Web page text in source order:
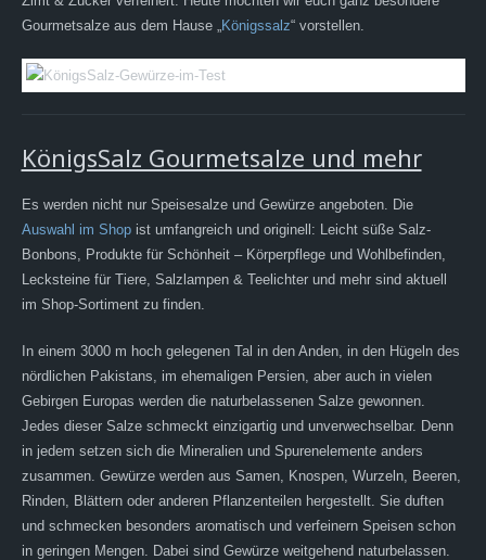
Gourmetsalze aus dem Hause „ Königssalz“ vorstellen.
KönigsSalz Gourmetsalze und mehr
Es werden nicht nur Speisesalze und Gewürze angeboten. Die
Auswahl im Shopist umfangreich und originell: Leicht süße Salz-
Bonbons, Produkte für Schönheit – Körperpflege und Wohlbefinden,
Lecksteine für Tiere, Salzlampen & Teelichter und mehr sind aktuell
im Shop-Sortiment zu finden.
In einem 3000 m hoch gelegenen Tal in den Anden, in den Hügeln des
nördlichen Pakistans, im ehemaligen Persien, aber auch in vielen
Gebirgen Europas werden die naturbelassenen Salze gewonnen.
Jedes dieser Salze schmeckt einzigartig und unverwechselbar. Denn
in jedem setzen sich die Mineralien und Spurenelemente anders
zusammen. Gewürze werden aus Samen, Knospen, Wurzeln, Beeren,
Rinden, Blättern oder anderen Pflanzenteilen hergestellt. Sie duften
und schmecken besonders aromatisch und verfeinern Speisen schon
in geringen Mengen. Dabei sind Gewürze weitgehend naturbelassen.